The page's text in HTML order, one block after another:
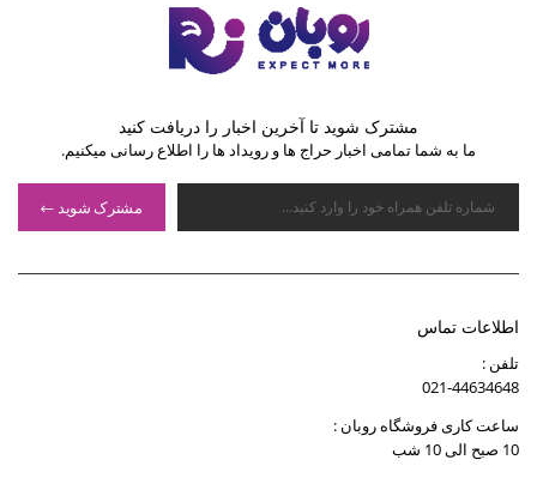
مشترک شوید تا آخرین اخبار را دریافت کنید
ما به شما تمامی اخبار حراج ها و رویداد ها را اطلاع رسانی میکنیم.
مشترک شوید
اطلاعات تماس
تلفن :
021-44634648
ساعت کاری فروشگاه روبان :
10 صبح الی 10 شب